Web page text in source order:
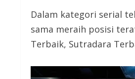
Dalam kategori serial
sama meraih posisi
Terbaik, Sutradara